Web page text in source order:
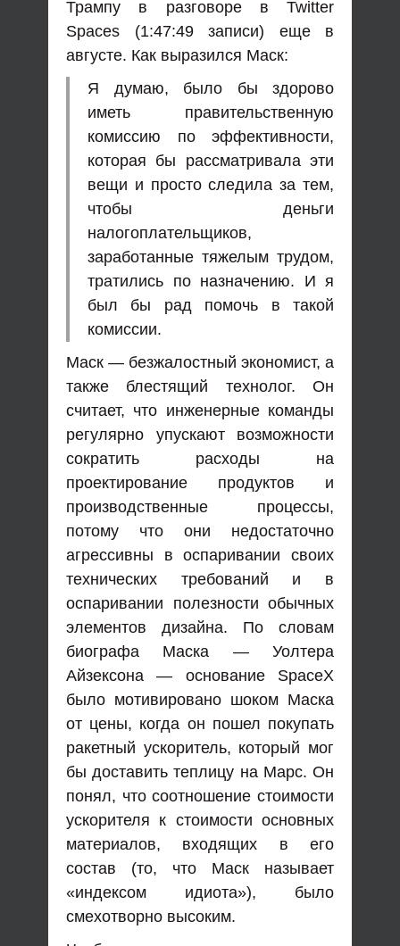
Трампу в разговоре в Twitter
Spaces (1:47:49 записи) еще в
августе. Как выразился Маск:
Я думаю, было бы здорово
иметь правительственную
комиссию по эффективности,
которая бы рассматривала эти
вещи и просто следила за тем,
чтобы деньги
налогоплательщиков,
заработанные тяжелым трудом,
тратились по назначению. И я
был бы рад помочь в такой
комиссии.
Маск — безжалостный экономист, а
также блестящий технолог. Он
считает, что инженерные команды
регулярно упускают возможности
сократить расходы на
проектирование продуктов и
производственные процессы,
потому что они недостаточно
агрессивны в оспаривании своих
технических требований и в
оспаривании полезности обычных
элементов дизайна. По словам
биографа Маска — Уолтера
Айзексона — основание SpaceX
было мотивировано шоком Маска
от цены, когда он пошел покупать
ракетный ускоритель, который мог
бы доставить теплицу на Марс. Он
понял, что соотношение стоимости
ускорителя к стоимости основных
материалов, входящих в его
состав (то, что Маск называет
«индексом идиота»), было
смехотворно высоким.